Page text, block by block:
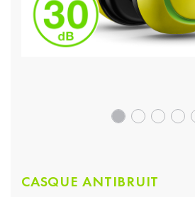
CASQUE ANTIBRUIT